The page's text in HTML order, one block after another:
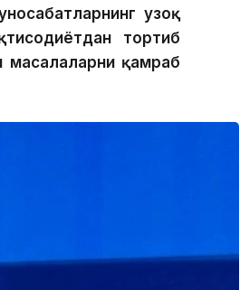
узоқ
тортиб
масалаларни қамраб